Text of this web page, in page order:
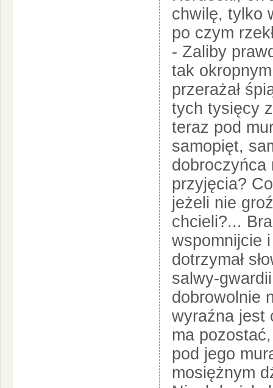
chwilę, tylko
po czym
- Zaliby
tak
przerażał
tych tysięcy
teraz pod
samopięt,
dobroczyńca
przyjęcia?
jeżeli nie
chcieli?...
wspomnijcie
dotrzymał
salwy-
dobrowolnie
wyraźna jest
ma
pod jego
mosiężnym